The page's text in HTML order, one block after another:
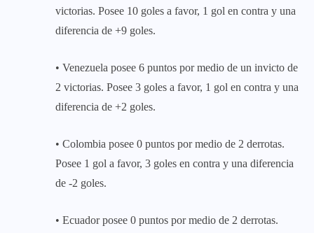
victorias. Posee 10 goles a favor, 1 gol en contra y una
diferencia de +9 goles.
• Venezuela posee 6 puntos por medio de un invicto de
2 victorias. Posee 3 goles a favor, 1 gol en contra y una
diferencia de +2 goles.
• Colombia posee 0 puntos por medio de 2 derrotas.
Posee 1 gol a favor, 3 goles en contra y una diferencia
de -2 goles.
• Ecuador posee 0 puntos por medio de 2 derrotas.